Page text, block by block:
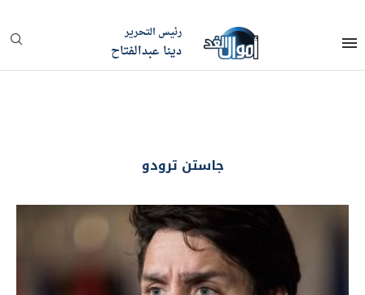
رئيس التحرير
دينا عبدالفتاح
جاستن ترودو